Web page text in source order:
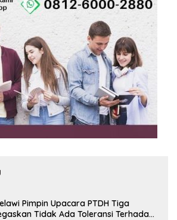
Pimpin Upacara PTDH Tiga
Tidak Ada Toleransi Terhadap